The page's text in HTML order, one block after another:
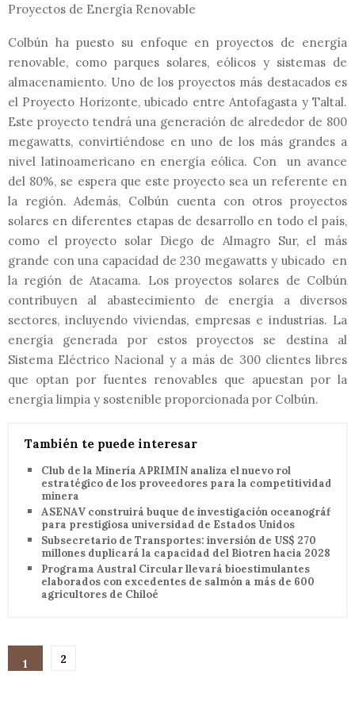
Proyectos de Energía Renovable
Colbún ha puesto su enfoque en proyectos de energía
renovable, como parques solares, eólicos y sistemas de
almacenamiento. Uno de los proyectos más destacados es
el Proyecto Horizonte, ubicado entre Antofagasta y Taltal.
Este proyecto tendrá una generación de alrededor de 800
megawatts, convirtiéndose en uno de los más grandes a
nivel latinoamericano en energía eólica. Con un avance
del 80%, se espera que este proyecto sea un referente en
la región. Además, Colbún cuenta con otros proyectos
solares en diferentes etapas de desarrollo en todo el país,
como el proyecto solar Diego de Almagro Sur, el más
grande con una capacidad de 230 megawatts y ubicado en
la región de Atacama. Los proyectos solares de Colbún
contribuyen al abastecimiento de energía a diversos
sectores, incluyendo viviendas, empresas e industrias. La
energía generada por estos proyectos se destina al
Sistema Eléctrico Nacional y a más de 300 clientes libres
que optan por fuentes renovables que apuestan por la
energía limpia y sostenible proporcionada por Colbún.
También te puede interesar
Club de la Minería APRIMIN analiza el nuevo rol
estratégico de los proveedores para la competitividad
minera
ASENAV construirá buque de investigación oceanográfica
para prestigiosa universidad de Estados Unidos
Subsecretario de Transportes: inversión de US$ 270
millones duplicará la capacidad del Biotren hacia 2028
Programa Austral Circular llevará bioestimulantes
elaborados con excedentes de salmón a más de 600
agricultores de Chiloé
1 2